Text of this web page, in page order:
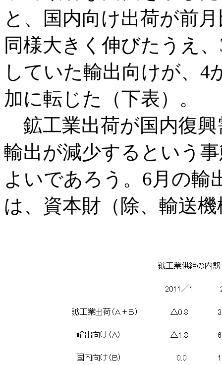
と、国内向け出荷が前
同様大きく伸びたうえ
していた輸出向けが、4
加に転じた（下表）。
鉱工業出荷が国内復興
輸出が減少するという
よいであろう。6月の輸
は、資本財（除、輸送